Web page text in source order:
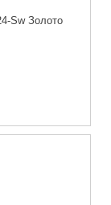
Sw Золото